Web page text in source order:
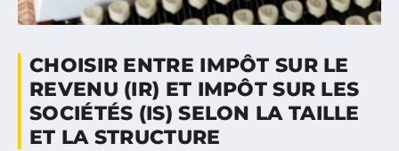
CHOISIR ENTRE IMPÔT SUR LE
REVENU (IR) ET IMPÔT SUR LES
SOCIÉTÉS (IS) SELON LA TAILLE
ET LA STRUCTURE